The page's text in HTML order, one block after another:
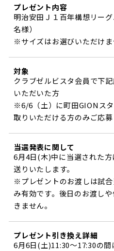
プレゼント内容
明治安田Ｊ１百年構想リー
名様）
※サイズはお選びいただけ
対象
クラブゼルビスタ会員で下
いただいた方
※6/6（土）に町田GIONス
取りいただける方のみご応募
当選発表に関して
6月4日(木)中に当選された
送りいたします。
※プレゼントのお渡しは試
み有効です。後日のお渡し
きません。
プレゼント引き換え詳細
6月6日(土)11:30〜17:30の